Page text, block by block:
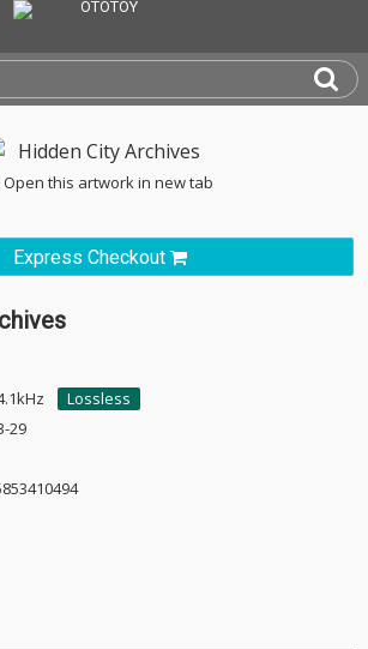
Open this artwork in new tab
Express Checkout
Lossless
29